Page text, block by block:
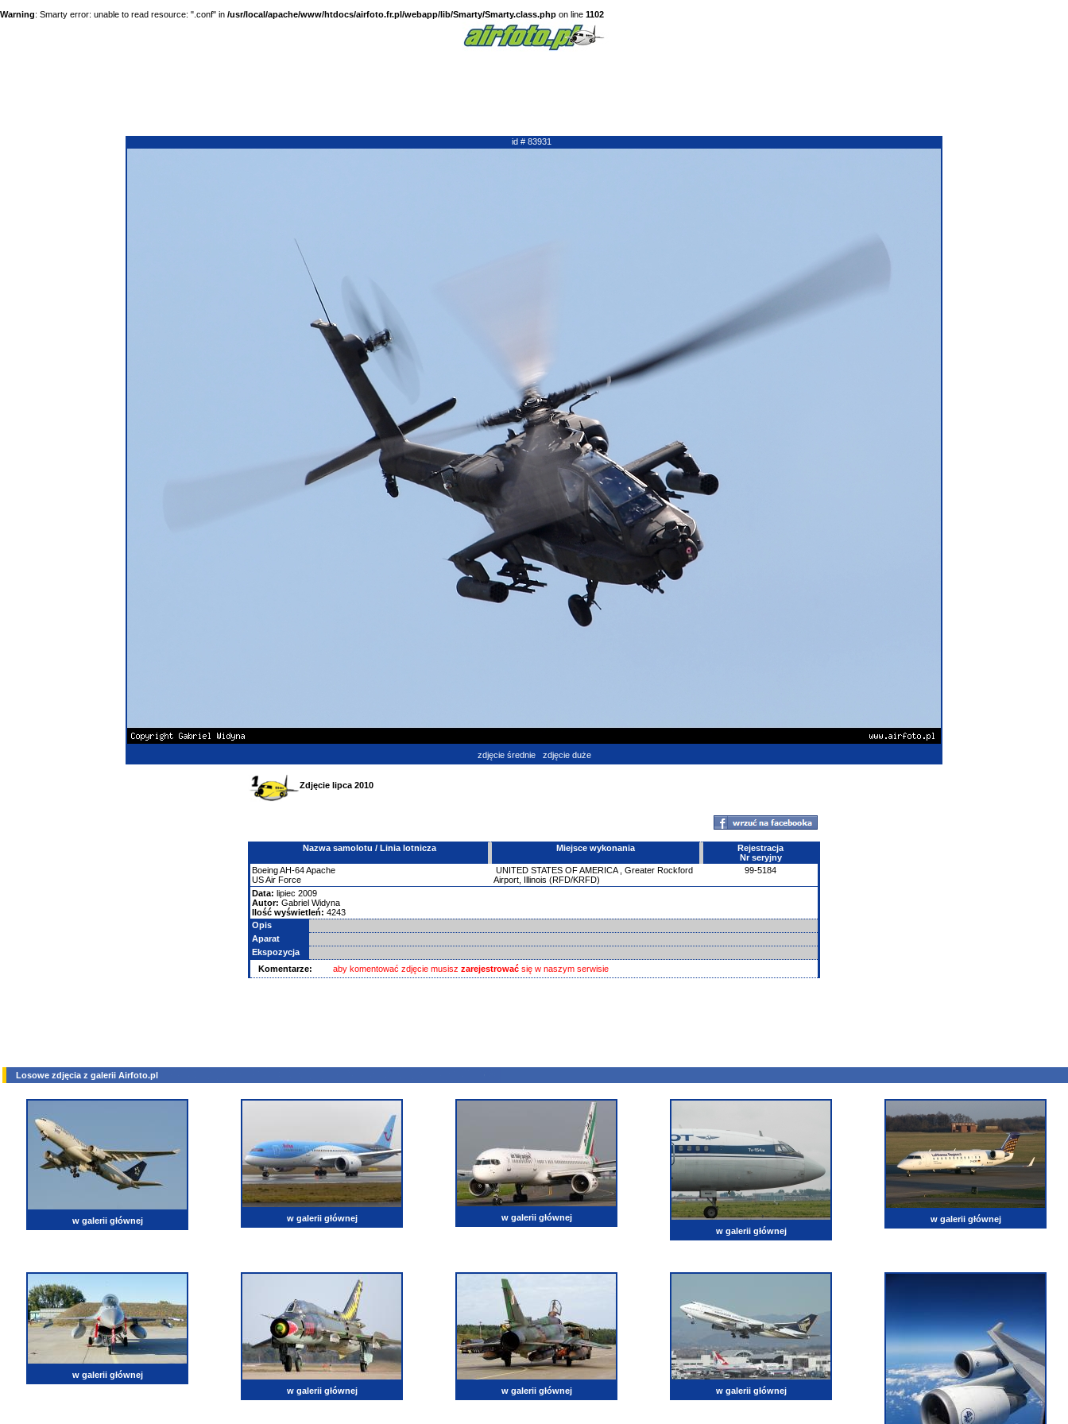
Warning: Smarty error: unable to read resource: ".conf" in /usr/local/apache/www/htdocs/airfoto.fr.pl/webapp/lib/Smarty/Smarty.class.php on line 1102
id # 83931
zdjęcie średnie zdjęcie duże
Zdjęcie lipca 2010
Nazwa samolotu / Linia lotnicza Miejsce wykonania
Rejestracja
Nr seryjny
BoeingAH-64 Apache
US Air Force
UNITED STATES OF AMERICA, Greater Rockford
Airport, Illinois (RFD/KRFD)
99-5184
Data: lipiec 2009
Autor: Gabriel Widyna
Ilość wyświetleń: 4243
Opis
Aparat
Ekspozycja
Komentarze:
aby komentować zdjęcie musisz zarejestrować się w naszym serwisie
Losowe zdjęcia z galerii Airfoto.pl
w galerii głównej w galerii głównej
w galerii głównej
w galerii głównej
w galerii głównej
w galerii głównej
w galerii głównej
w galerii głównej w galerii głównej